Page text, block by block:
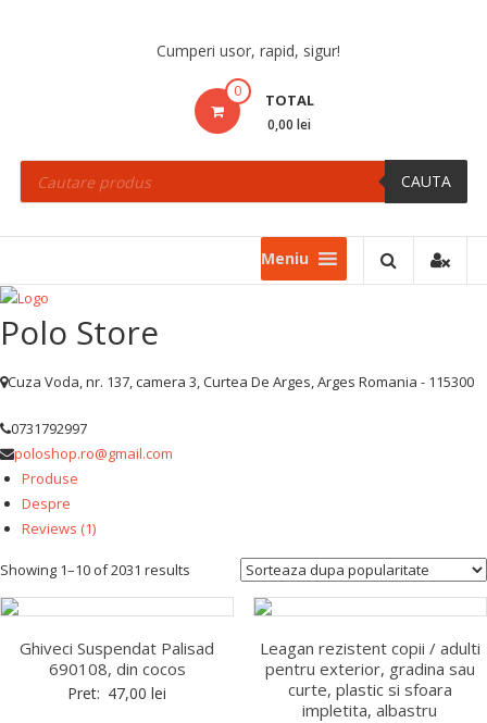
Cumperi usor, rapid, sigur!
0 TOTAL
0,00 lei
Products
search CAUTA
Meniu
Polo Store
Cuza Voda, nr. 137, camera 3, Curtea De Arges, Arges Romania - 115300
0731792997
poloshop.ro@gmail.com
Produse
Despre
Reviews (1)
Showing 1–10 of 2031 results
Ghiveci Suspendat Palisad
690108, din cocos
Pret: 47,00lei
Leagan rezistent copii / adulti
pentru exterior, gradina sau
curte, plastic si sfoara
impletita, albastru